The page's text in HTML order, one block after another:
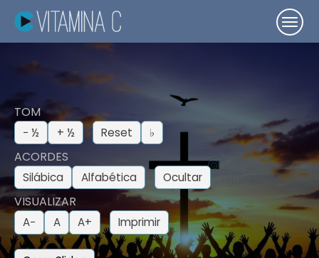
TOM
− ½ + ½ Reset ♭
ACORDES
Silábica Alfabética Ocultar
VISUALIZAR
A− A A+ Imprimir